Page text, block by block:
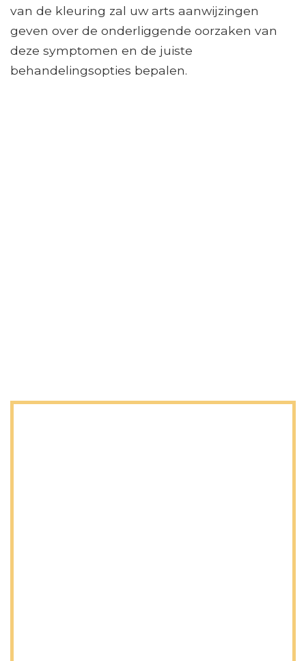
van de kleuring zal uw arts aanwijzingen
geven over de onderliggende oorzaken van
deze symptomen en de juiste
behandelingsopties bepalen.